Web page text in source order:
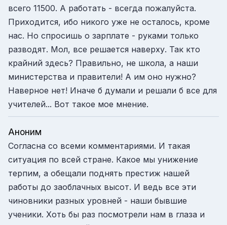
всего 11500. А работать - всегда пожалуйста.
Приходится, ибо никого уже не осталось, кроме
нас. Но спросишь о зарплате - руками только
разводят. Мол, все решается наверху. Так кто
крайний здесь? Правильно, не школа, а наши
министерства и правители! А им оно нужно?
Наверное нет! Иначе б думали и решали б все для
учителей... Вот такое мое мнение.
Аноним
Согласна со всеми комментариями. И такая
ситуация по всей стране. Какое мы унижение
терпим, а обещали поднять престиж нашей
работы до заоблачных высот. И ведь все эти
чиновники разных уровней - наши бывшие
ученики. Хоть бы раз посмотрели нам в глаза и